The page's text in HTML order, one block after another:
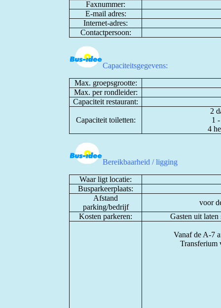
Faxnummer:
E-mail adres:
Internet-adres:
Contactpersoon:
Capaciteitsgegevens:
Max. groepsgrootte:
Max. per rondleider:
Capaciteit restaurant:
Capaciteit toiletten:
2
1
4
Bereikbaarheid / ligging
Waar ligt locatie:
Busparkeerplaats:
Afstand
parking/bedrijf
voor
Kosten parkeren:
Gasten uit laten
Vanaf de A-7
Transferium